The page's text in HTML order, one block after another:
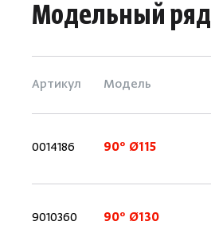
Модельный ряд
Артикул Модель
0014186 90° Ø115
9010360 90° Ø130